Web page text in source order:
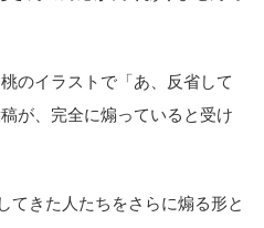
のイラストで「あ、反省して
が、完全に煽っていると受け
てきた人たちをさらに煽る形と